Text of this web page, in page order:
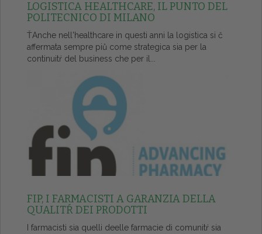
LOGISTICA HEALTHCARE, IL PUNTO DEL
POLITECNICO DI MILANO
ŤAnche nell'healthcare in questi anni la logistica si č
affermata sempre piů come strategica sia per la
continuitŕ del business che per il...
FIP, I FARMACISTI A GARANZIA DELLA
QUALITŔ DEI PRODOTTI
I farmacisti sia quelli deelle farmacie di comunitŕ sia